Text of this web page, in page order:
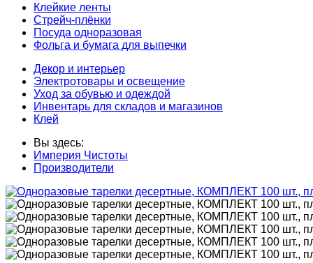
Клейкие ленты
Стрейч-плёнки
Посуда одноразовая
Фольга и бумага для выпечки
Декор и интерьер
Электротовары и освещение
Уход за обувью и одеждой
Инвентарь для складов и магазинов
Клей
Вы здесь:
Империя Чистоты
Производители